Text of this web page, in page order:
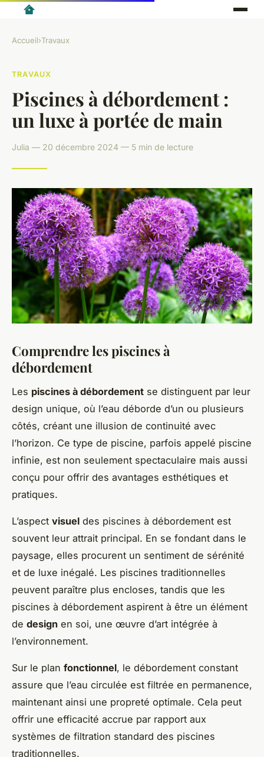
Accueil›Travaux
TRAVAUX
Piscines à débordement :
un luxe à portée de main
Julia — 20 décembre 2024 — 5 min de lecture
Comprendre les piscines à
débordement
Les piscines à débordement se distinguent par leur
design unique, où l’eau déborde d’un ou plusieurs
côtés, créant une illusion de continuité avec
l’horizon. Ce type de piscine, parfois appelé piscine
infinie, est non seulement spectaculaire mais aussi
conçu pour offrir des avantages esthétiques et
pratiques.
L’aspect visuel des piscines à débordement est
souvent leur attrait principal. En se fondant dans le
paysage, elles procurent un sentiment de sérénité
et de luxe inégalé. Les piscines traditionnelles
peuvent paraître plus encloses, tandis que les
piscines à débordement aspirent à être un élément
de design en soi, une œuvre d’art intégrée à
l’environnement.
Sur le plan fonctionnel, le débordement constant
assure que l’eau circulée est filtrée en permanence,
maintenant ainsi une propreté optimale. Cela peut
offrir une efficacité accrue par rapport aux
systèmes de filtration standard des piscines
traditionnelles.